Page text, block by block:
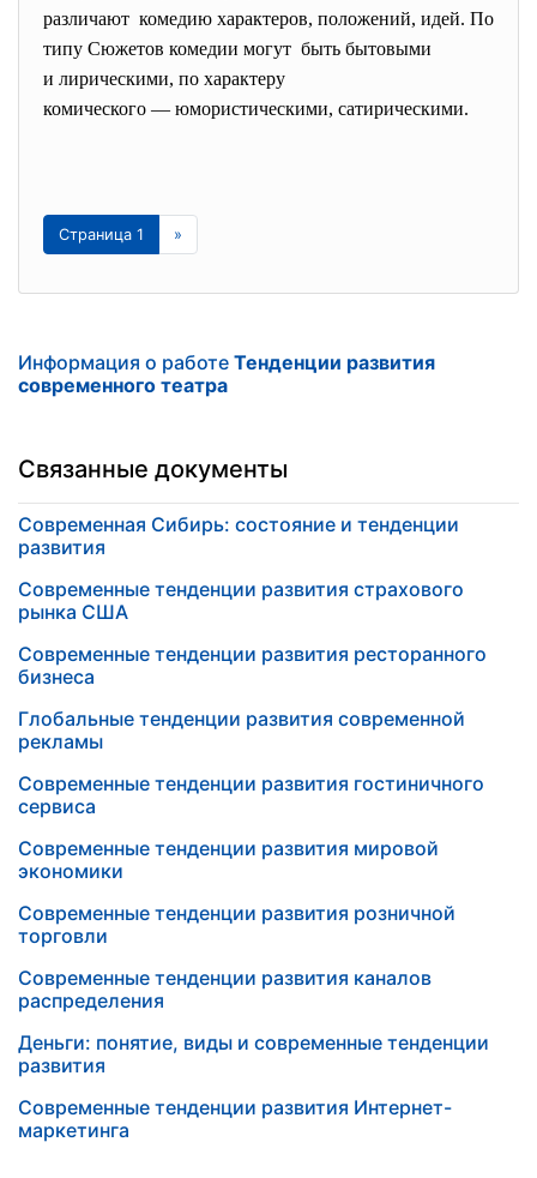
различают комедию характеров, положений, идей. По
типу Сюжетов комедии могут быть бытовыми
и лирическими, по характеру
комического — юмористическими, сатирическими.
Страница 1 »
Информация о работе Тенденции развития
современного театра
Связанные документы
Современная Сибирь: состояние и тенденции
развития
Современные тенденции развития страхового
рынка США
Современные тенденции развития ресторанного
бизнеса
Глобальные тенденции развития современной
рекламы
Современные тенденции развития гостиничного
сервиса
Современные тенденции развития мировой
экономики
Современные тенденции развития розничной
торговли
Современные тенденции развития каналов
распределения
Деньги: понятие, виды и современные тенденции
развития
Современные тенденции развития Интернет-
маркетинга